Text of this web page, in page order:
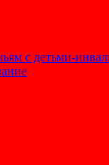
с детьми-